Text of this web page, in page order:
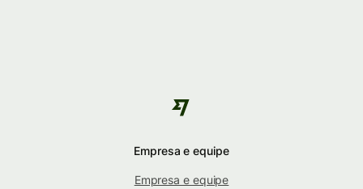
Empresa e equipe
Empresa e equipe